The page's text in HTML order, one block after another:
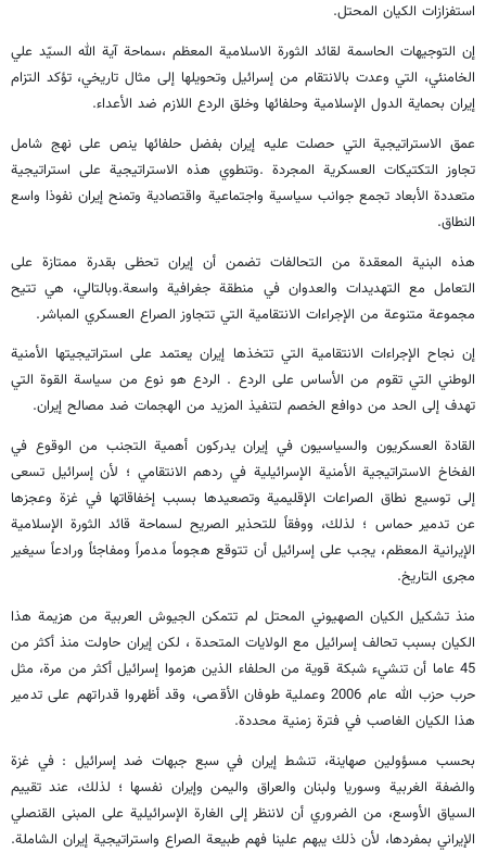
استفزازات الكيان المحتل.
إن التوجيهات الحاسمة لقائد الثورة الاسلامية المعظم ،سماحة آية الله السيّد علي
الخامنئي، التي وعدت بالانتقام من إسرائيل وتحويلها إلى مثال تاريخي، تؤكد التزام
إيران بحماية الدول الإسلامية وحلفائها وخلق الردع اللازم ضد الأعداء.
عمق الاستراتيجية التي حصلت عليه إيران بفضل حلفائها ينص على نهج شامل
تجاوز التكتيكات العسكرية المجردة .وتنطوي هذه الاستراتيجية على استراتيجية
متعددة الأبعاد تجمع جوانب سياسية واجتماعية واقتصادية وتمنح إيران نفوذا واسع
النطاق.
هذه البنية المعقدة من التحالفات تضمن أن إيران تحظى بقدرة ممتازة على
التعامل مع التهديدات والعدوان في منطقة جغرافية واسعة.وبالتالي، هي تتيح
مجموعة متنوعة من الإجراءات الانتقامية التي تتجاوز الصراع العسكري المباشر.
إن نجاح الإجراءات الانتقامية التي تتخذها إيران يعتمد على استراتيجيتها الأمنية
الوطني التي تقوم من الأساس على الردع . الردع هو نوع من سياسة القوة التي
تهدف إلى الحد من دوافع الخصم لتنفيذ المزيد من الهجمات ضد مصالح إيران.
القادة العسكريون والسياسيون في إيران يدركون أهمية التجنب من الوقوع في
الفخاخ الاستراتيجية الأمنية الإسرائيلية في ردهم الانتقامي ؛ لأن إسرائيل تسعى
إلى توسيع نطاق الصراعات الإقليمية وتصعيدها بسبب إخفاقاتها في غزة وعجزها
عن تدمير حماس ؛ لذلك، ووفقاً للتحذير الصريح لسماحة قائد الثورة الإسلامية
الإيرانية المعظم، يجب على إسرائيل أن تتوقع هجوماً مدمراً ومفاجئاً ورادعاً سيغير
مجرى التاريخ.
منذ تشكيل الكيان الصهيوني المحتل لم تتمكن الجيوش العربية من هزيمة هذا
الكيان بسبب تحالف إسرائيل مع الولايات المتحدة ، لكن إيران حاولت منذ أكثر من
45 عاما أن تنشيء شبكة قوية من الحلفاء الذين هزموا إسرائيل أكثر من مرة، مثل
حرب حزب الله عام 2006 وعملية طوفان الأقصى، وقد أظهروا قدراتهم على تدمير
هذا الكيان الغاصب في فترة زمنية محددة.
بحسب مسؤولين صهاينة، تنشط إيران في سبع جبهات ضد إسرائيل : في غزة
والضفة الغربية وسوريا ولبنان والعراق واليمن وإيران نفسها ؛ لذلك، عند تقييم
السیاق الأوسع، من الضروري أن لاننظر إلى الغارة الإسرائيلية على المبنى القنصلي
الإيراني بمفردها، لأن ذلك يبهم علينا فهم طبيعة الصراع واستراتيجية إيران الشاملة.